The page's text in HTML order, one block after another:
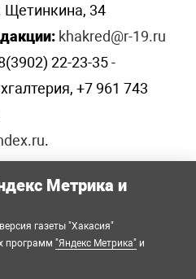
Щетинкина, 34
khakred@r-19.ru
22-23-35 -
+7 961 743
.
Метрика и
газеты "Хакасия"
программ "Яндекс Метрика" и